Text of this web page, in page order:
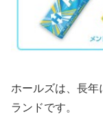
ホールズは、長
ランドです。